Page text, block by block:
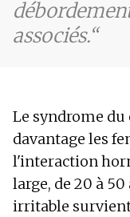
associés.
Le syndrome
davantage les
l'interaction
large, de 20 à
irritable